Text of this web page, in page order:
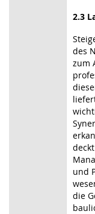
2.3
des
zum
und
die